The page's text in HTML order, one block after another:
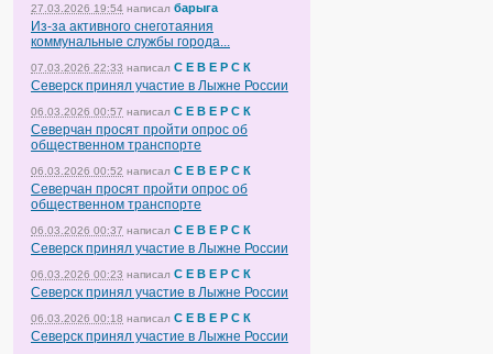
27.03.2026 19:54 написал барыга
Из-за активного снеготаяния
коммунальные службы города...
07.03.2026 22:33 написал С Е В Е Р С К
Северск принял участие в Лыжне России
06.03.2026 00:57 написал С Е В Е Р С К
Северчан просят пройти опрос об
общественном транспорте
06.03.2026 00:52 написал С Е В Е Р С К
Северчан просят пройти опрос об
общественном транспорте
06.03.2026 00:37 написал С Е В Е Р С К
Северск принял участие в Лыжне России
06.03.2026 00:23 написал С Е В Е Р С К
Северск принял участие в Лыжне России
06.03.2026 00:18 написал С Е В Е Р С К
Северск принял участие в Лыжне России